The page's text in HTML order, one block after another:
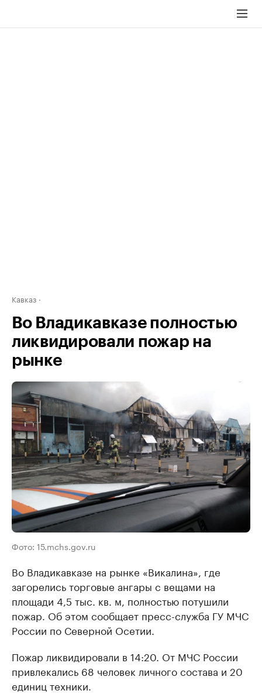
Кавказ
Во Владикавказе полностью
ликвидировали пожар на
рынке
Фото: 15.mchs.gov.ru
Во Владикавказе на рынке «Викалина», где
загорелись торговые ангары с вещами на
площади 4,5 тыс. кв. м, полностью потушили
пожар. Об этом сообщает пресс-служба ГУ МЧС
России по Северной Осетии.
Пожар ликвидировали в 14:20. От МЧС России
привлекались 68 человек личного состава и 20
единиц техники.